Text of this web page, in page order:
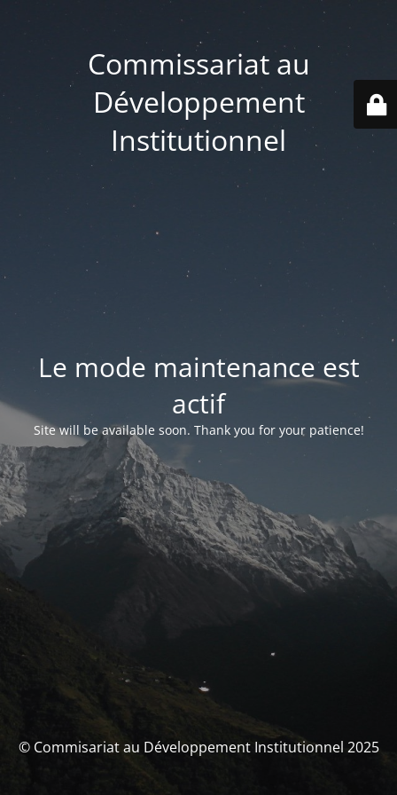
Commissariat au
Développement
Institutionnel
Le mode maintenance est
actif
Site will be available soon. Thank you for your patience!
© Commisariat au Développement Institutionnel 2025